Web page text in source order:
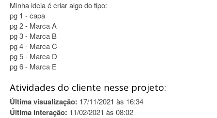
Minha ideia é criar algo do tipo:
pg 1 - capa
pg 2 - Marca A
pg 3 - Marca B
pg 4 - Marca C
pg 5 - Marca D
pg 6 - Marca E
Atividades do cliente nesse projeto:
Última visualização: 17/11/2021 às 16:34
Última interação: 11/02/2021 às 08:02